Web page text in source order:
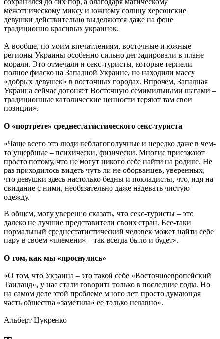
межэтническому миксу и южному солнцу херсонские
девушки действительно выделяются даже на фоне
традиционно красивых украинок.
А вообще, по моим впечатлениям, восточные и южные
регионы Украины особенно сильно деградировали в плане
морали. Это отмечали и секс-туристы, которые терпели
полное фиаско на Западной Украине, но находили массу
«добрых девушек» в восточных городах. Впрочем, Западная
Украина сейчас догоняет Восточную семимильными шагами –
традиционные католические ценности теряют там свои
позиции».
О «портрете» среднестатистического секс-туриста
«Чаще всего это люди неблагополучные и нередко даже в чем-
то ущербные – психически, физически. Многие приезжают
просто потому, что не могут никого себе найти на родине. Не
раз приходилось видеть чуть ли не оборванцев, уверенных,
что девушки здесь настолько бедны и покладисты, что, идя на
свидание с ними, необязательно даже надевать чистую
одежду.
В общем, могу уверенно сказать, что секс-туристы – это
далеко не лучшие представители своих стран. Все-таки
нормальный среднестатистический человек может найти себе
пару в своем «племени» – так всегда было и будет».
О том, как мы «проснулись»
«О том, что Украина – это такой себе «Восточноевропейский
Таиланд», у нас стали говорить только в последние годы. Но
на самом деле этой проблеме много лет, просто думающая
часть общества «заметила» ее только недавно».
Альберт Цукренко